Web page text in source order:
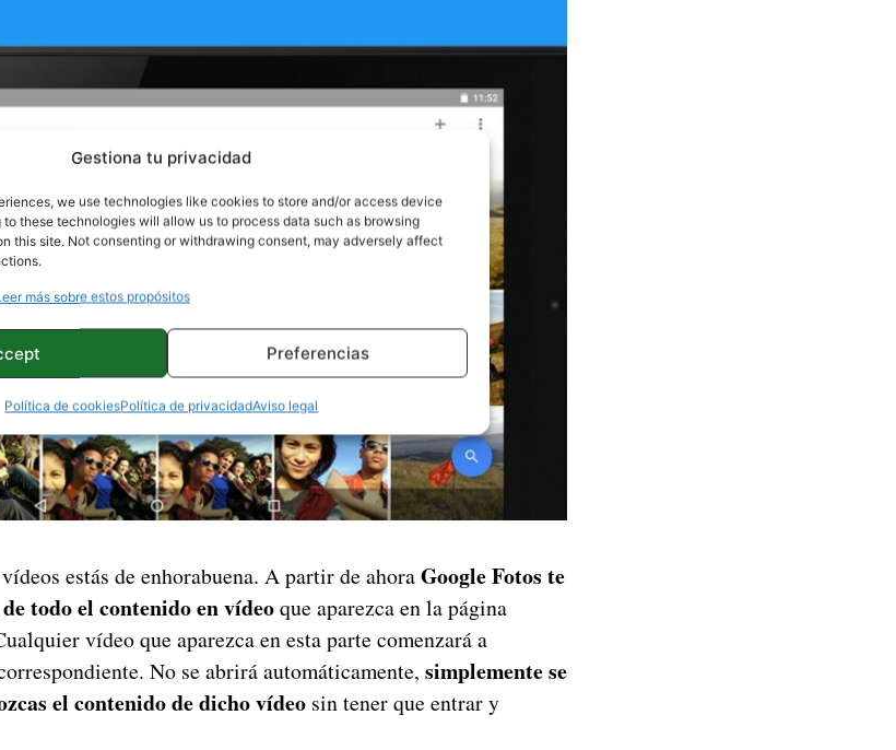
Gestiona tu privacidad
we use technologies like cookies to store and/or access device
these technologies will allow us to process data such as browsing
this site. Not consenting or withdrawing consent, may adversely affect
más sobre estos propósitos
Preferencias
Política de cookiesPolítica de privacidadAviso legal
estás de enhorabuena. A partir de ahoraGoogle Fotos te
todo el contenido en vídeoque aparezca en la página
vídeo que aparezca en esta parte comenzará a
No se abrirá automáticamente, simplemente se
el contenido de dicho vídeo sin tener que entrar y